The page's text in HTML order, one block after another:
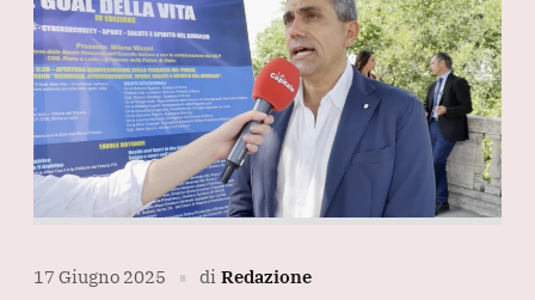
17 Giugno 2025 ∎ di Redazione